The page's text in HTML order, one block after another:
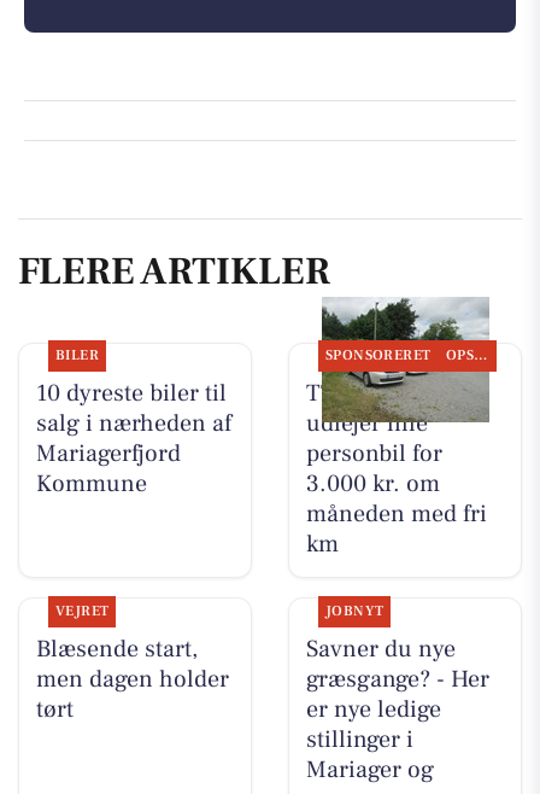
FLERE ARTIKLER
BILER
10 dyreste biler til
salg i nærheden af
Mariagerfjord
Kommune
SPONSORERET OPSLAGSTAVLEN
TT CARS ApS
udlejer lille
personbil for
3.000 kr. om
måneden med fri
km
VEJRET
Blæsende start,
men dagen holder
tørt
JOBNYT
Savner du nye
græsgange? - Her
er nye ledige
stillinger i
Mariager og